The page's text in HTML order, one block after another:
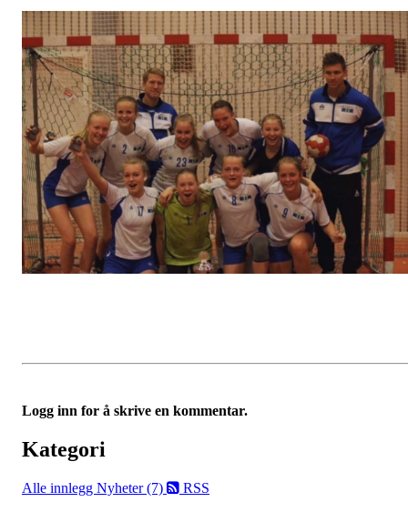
Logg inn for å skrive en kommentar.
Kategori
Alle innlegg Nyheter (7) RSS